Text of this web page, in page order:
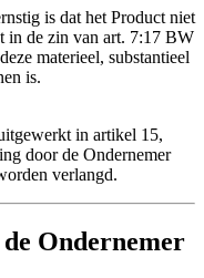
is dat het Product niet
in de zin van art. 7:17 BW
materieel, substantieel
is.
in artikel 15,
door de Ondernemer
verlangd.
Ondernemer